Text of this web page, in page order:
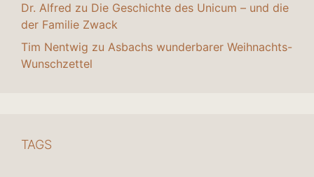
Dr. Alfred zu Die Geschichte des Unicum – und die
der Familie Zwack
Tim Nentwig zu Asbachs wunderbarer Weihnachts-
Wunschzettel
TAGS